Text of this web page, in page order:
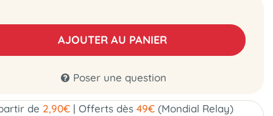
AJOUTER AU PANIER
Poser une question
de 2,90€ | Offerts dès 49€ (Mondial Relay)